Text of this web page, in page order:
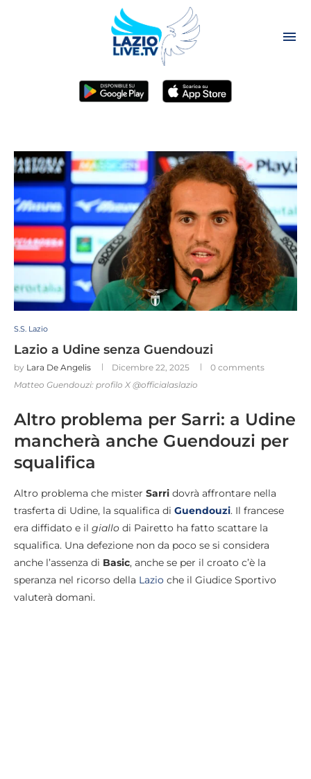
S.S. Lazio
Lazio a Udine senza Guendouzi
by Lara De Angelis Dicembre 22, 2025
0 comments
Matteo Guendouzi: profilo X @officialaslazio
Altro problema per Sarri: a Udine
mancherà anche Guendouzi per
squalifica
Altro problema che mister Sarri dovrà affrontare nella
trasferta di Udine, la squalifica di Guendouzi. Il francese
era diffidato e il giallo di Pairetto ha fatto scattare la
squalifica. Una defezione non da poco se si considera
anche l’assenza di Basic, anche se per il croato c’è la
speranza nel ricorso della Lazio che il Giudice Sportivo
valuterà domani.